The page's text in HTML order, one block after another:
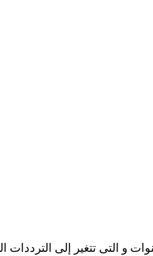
و التى تتغير إلى الترددات